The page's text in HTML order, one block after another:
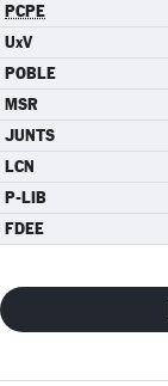
PCPE
UxV
POBLE
MSR
JUNTS
LCN
P-LIB
FDEE